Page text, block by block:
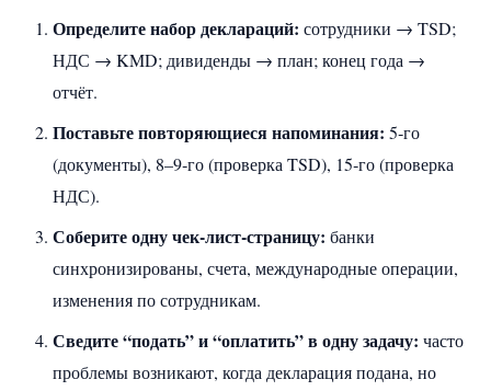
Определите набор деклараций: сотрудники → TSD;
НДС → KMD; дивиденды → план; конец года →
отчёт.
Поставьте повторяющиеся напоминания: 5‑го
(документы), 8–9‑го (проверка TSD), 15‑го (проверка
НДС).
Соберите одну чек‑лист‑страницу: банки
синхронизированы, счета, международные операции,
изменения по сотрудникам.
Сведите “подать” и “оплатить” в одну задачу: часто
проблемы возникают, когда декларация подана, но